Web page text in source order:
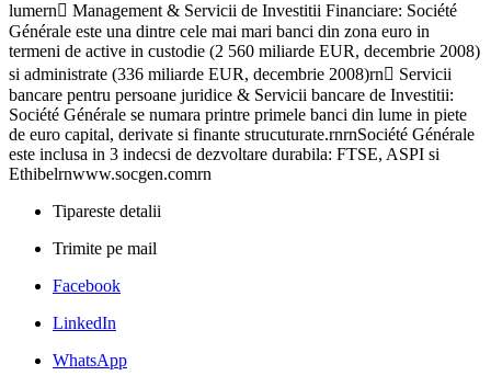
lumern Management & Servicii de Investitii Financiare: Société
Générale este una dintre cele mai mari banci din zona euro in
termeni de active in custodie (2 560 miliarde EUR, decembrie 2008)
si administrate (336 miliarde EUR, decembrie 2008)rn Servicii
bancare pentru persoane juridice & Servicii bancare de Investitii:
Société Générale se numara printre primele banci din lume in piete
de euro capital, derivate si finante strucuturate.rnrnSociété Générale
este inclusa in 3 indecsi de dezvoltare durabila: FTSE, ASPI si
Ethibelrnwww.socgen.comrn
Tipareste detalii
Trimite pe mail
Facebook
LinkedIn
WhatsApp